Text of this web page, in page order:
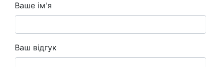
Ваше ім'я
Ваш відгук